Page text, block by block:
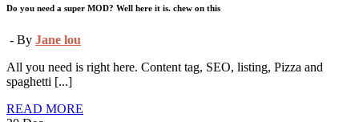
Do you need a super MOD? Well here it is. chew on this
- By Jane lou
All you need is right here. Content tag, SEO, listing, Pizza and
spaghetti [...]
READ MORE